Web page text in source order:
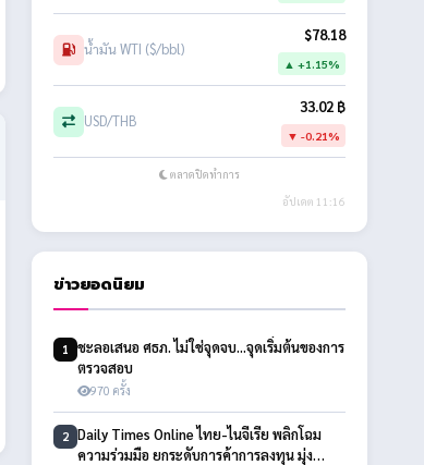
น้ำมัน WTI ($/bbl)
$78.18
▲ +1.15%
USD/THB
33.02 ฿
▼ -0.21%
ตลาดปิดทำการ
อัปเดต 11:16
ข่าวยอดนิยม
1 ชะลอเสนอ ศธภ. ไม่ใช่จุดจบ...จุดเริ่มต้นของการ
ตรวจสอบ
970 ครั้ง
2 Daily Times Online ไทย-ไนจีเรีย พลิกโฉม
ความร่วมมือ ยกระดับการค้าการลงทุน มุ่ง